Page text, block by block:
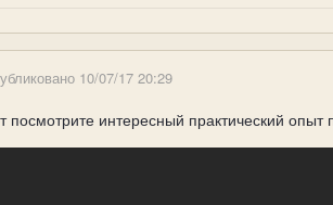
10/07/17 20:29
посмотрите интересный практический